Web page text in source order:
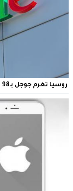
روسيا تغرم جوجل بـ98 مليون دولار بسبب عدم إزالة محتويات محظورة